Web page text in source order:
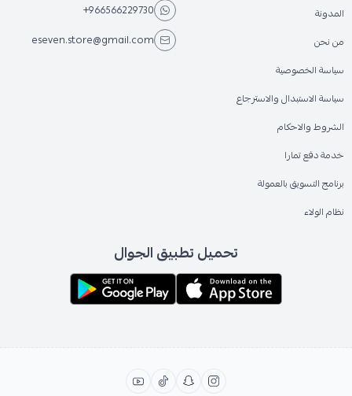
المدونة
من نحن
سياسة الخصوصية
سياسة الاستبدال والاسترجاع
الشروط والاحكام
خدمة دفع تمارا
برنامج التسويق بالعمولة
نظام الولاء
+966566229730
eseven.store@gmail.com
تحميل تطبيق الجوال